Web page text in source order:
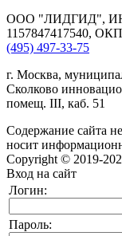
ООО "ЛИДГИД",
1157847417540,
(495) 497-33-75
г. Москва,
Сколково
помещ. III, каб. 51
Содержание сайта
носит
Copyright © 2019-
Вход на сайт
Логин:
Пароль: